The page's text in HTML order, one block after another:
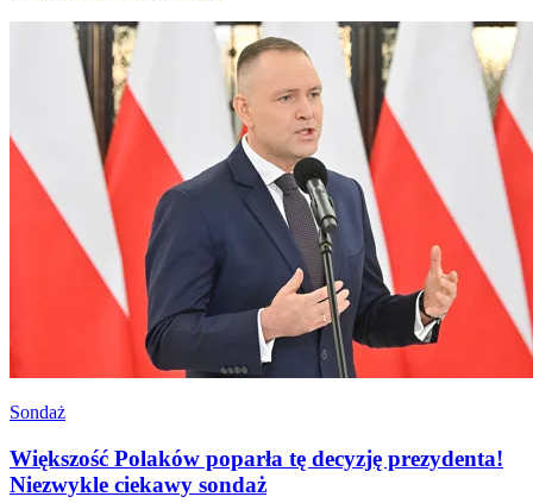
Sondaż
Większość Polaków poparła tę decyzję prezydenta!
Niezwykle ciekawy sondaż